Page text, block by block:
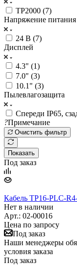
TP2000 (7)
Напряжение питания
24 В (7)
Дисплей
4.3" (1)
7.0" (3)
10.1" (3)
Пылевлагозащита
Спереди IP65,
?Примечание
Очистить фильтр
Показать
Под заказ
Кабель TP16-PLC-
Нет в наличии
Арт.: 02-00016
Цена по запросу
Под заказ
Наши менеджеры
условия заказа
Под заказ